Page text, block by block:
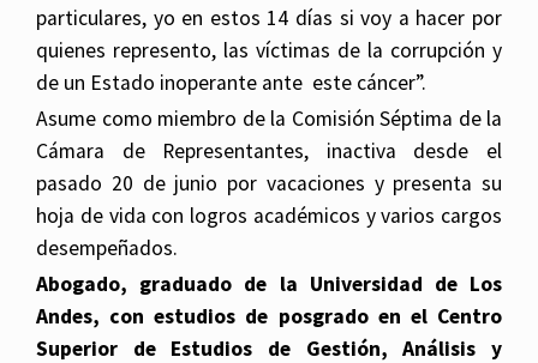
particulares, yo en estos 14 días si voy a hacer por
quienes represento, las víctimas de la corrupción y
de un Estado inoperante ante este cáncer”.
Asume como miembro de la Comisión Séptima de la
Cámara de Representantes, inactiva desde el
pasado 20 de junio por vacaciones y presenta su
hoja de vida con logros académicos y varios cargos
desempeñados.
Abogado, graduado de la Universidad de Los
Andes, con estudios de posgrado en el Centro
Superior de Estudios de Gestión, Análisis y